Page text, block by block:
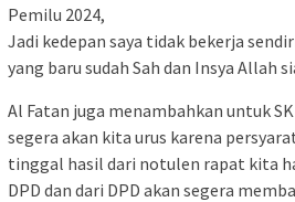
Pemilu 2024,
Jadi kedepan saya tidak bekerja
yang baru sudah Sah dan Insya Allah
Al Fatan juga menambahkan untuk
segera akan kita urus karena
tinggal hasil dari notulen rapat kita
DPD dan dari DPD akan segera